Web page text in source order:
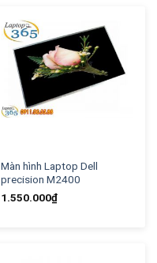
Màn hình Laptop Dell
precision M2400
1.550.000₫